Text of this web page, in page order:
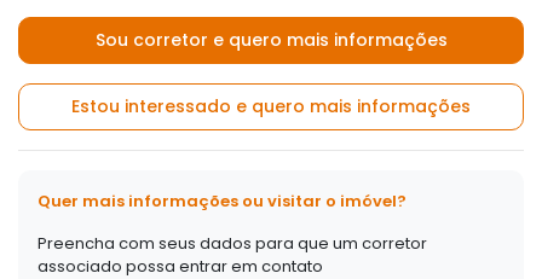
Sou corretor e quero mais informações
Estou interessado e quero mais informações
Quer mais informações ou visitar o imóvel?
Preencha com seus dados para que um corretor
associado possa entrar em contato